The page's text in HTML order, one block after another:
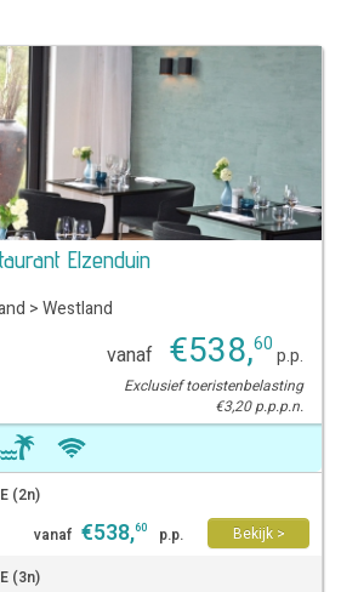
Elzenduin
>Westland
vanaf €538,60p.p.
Exclusief toeristenbelasting
€3,20 p.p.p.n.
(2n)
vanaf €538,60 p.p.
Bekijk >
(3n)